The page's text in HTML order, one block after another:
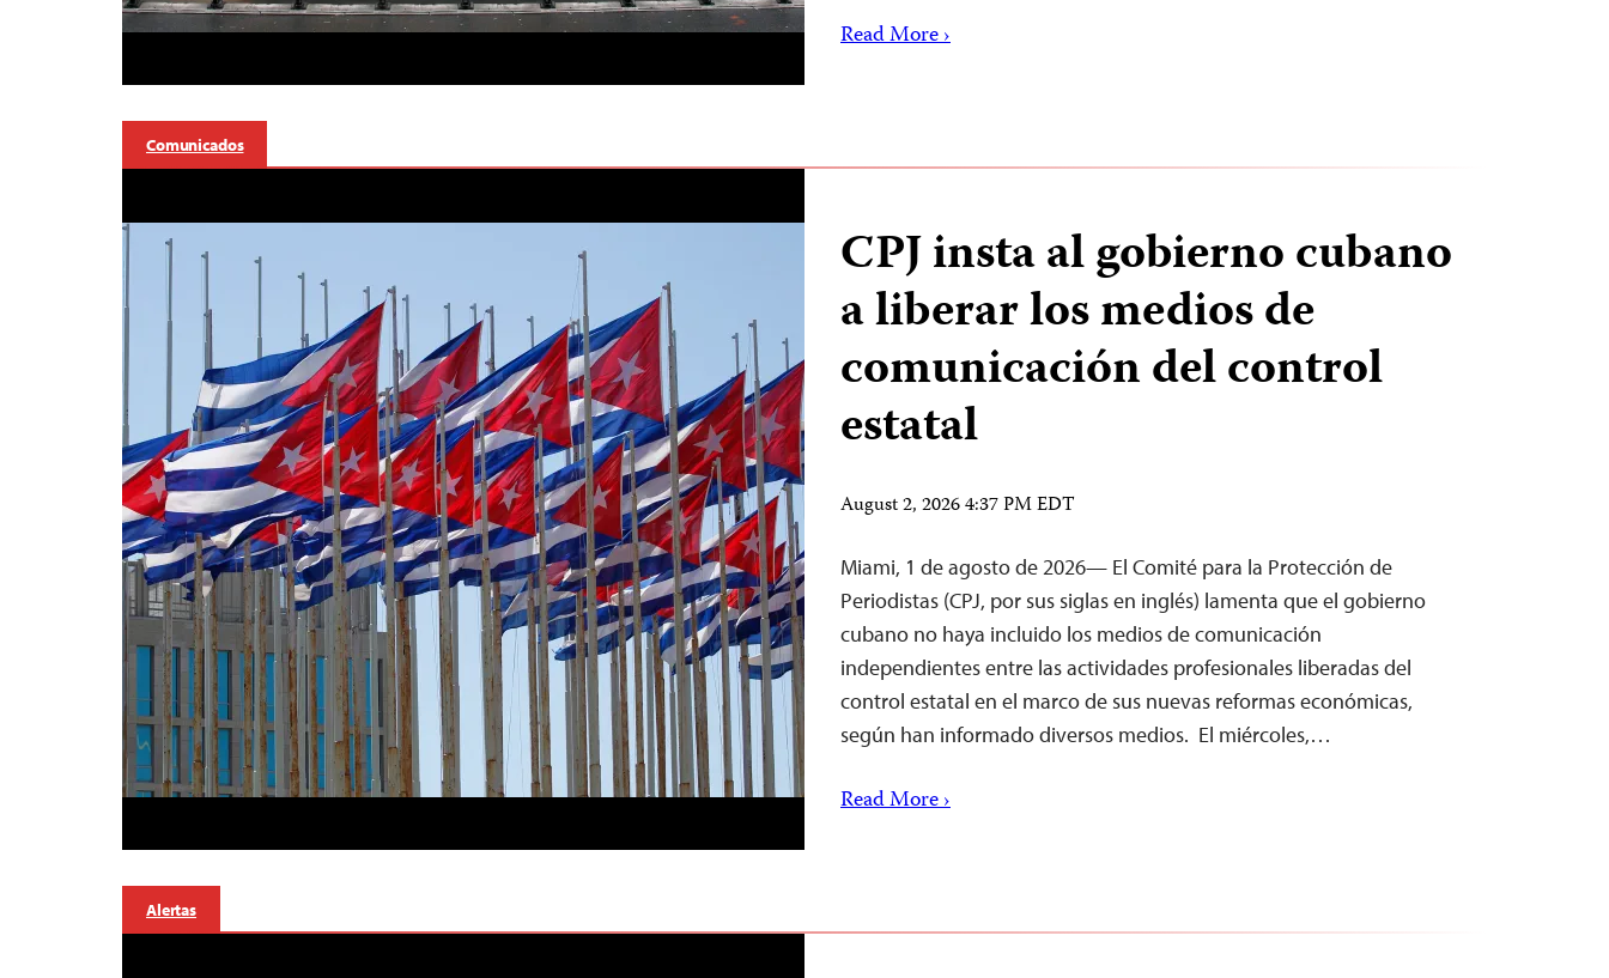
Read More ›
Comunicados
CPJ insta al gobierno cubano
a liberar los medios de
comunicación del control
estatal
August 2, 2026 4:37 PM EDT
Miami, 1 de agosto de 2026— El Comité para la Protección de
Periodistas (CPJ, por sus siglas en inglés) lamenta que el gobierno
cubano no haya incluido los medios de comunicación
independientes entre las actividades profesionales liberadas del
control estatal en el marco de sus nuevas reformas económicas,
según han informado diversos medios. El miércoles,…
Read More ›
Alertas